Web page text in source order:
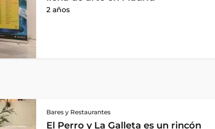
2 años
Bares y Restaurantes
El Perro y La Galleta es un rincón